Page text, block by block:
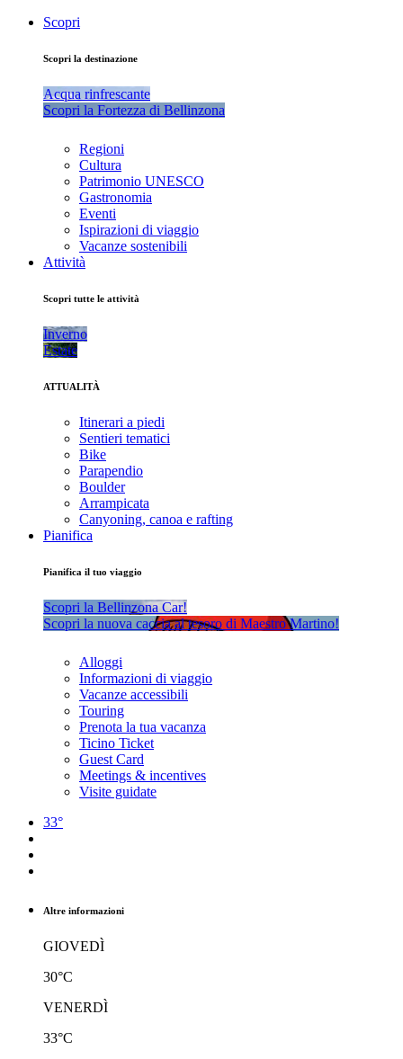
Scopri
Scopri la destinazione
Acqua rinfrescante
Scopri la Fortezza di Bellinzona
Regioni
Cultura
Patrimonio UNESCO
Gastronomia
Eventi
Ispirazioni di viaggio
Vacanze sostenibili
Attività
Scopri tutte le attività
Inverno
Estate
ATTUALITÀ
Itinerari a piedi
Sentieri tematici
Bike
Parapendio
Boulder
Arrampicata
Canyoning, canoa e rafting
Pianifica
Pianifica il tuo viaggio
Scopri la Bellinzona Car!
Scopri la nuova caccia al tesoro di Maestro Martino!
Alloggi
Informazioni di viaggio
Vacanze accessibili
Touring
Prenota la tua vacanza
Ticino Ticket
Guest Card
Meetings & incentives
Visite guidate
33°
Altre informazioni
GIOVEDÌ
30°C
VENERDÌ
33°C